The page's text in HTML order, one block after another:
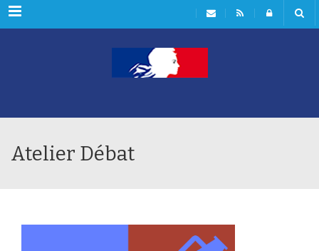
Menu
Atelier Débat